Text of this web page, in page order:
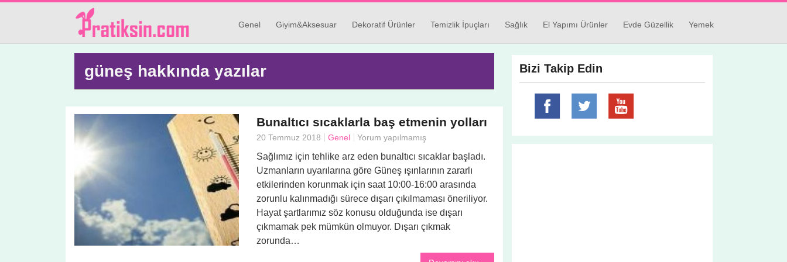
Genel Giyim&Aksesuar Dekoratif Ürünler Temizlik İpuçları Sağlık El Yapımı Ürünler Evde Güzellik Yemek
güneş hakkında yazılar
Bunaltıcı sıcaklarla baş etmenin yolları
20 Temmuz 2018 Genel Yorum yapılmamış
Sağlımız için tehlike arz eden bunaltıcı sıcaklar başladı.
Uzmanların uyarılarına göre Güneş ışınlarının zararlı
etkilerinden korunmak için saat 10:00-16:00 arasında
zorunlu kalınmadığı sürece dışarı çıkılmaması öneriliyor.
Hayat şartlarımız söz konusu olduğunda ise dışarı
çıkmamak pek mümkün olmuyor. Dışarı çıkmak
zorunda…
Bizi Takip Edin